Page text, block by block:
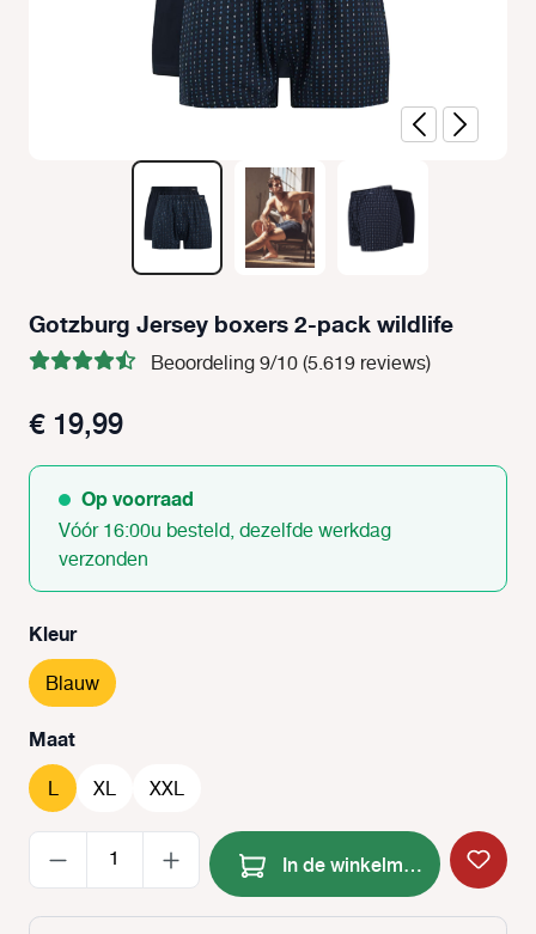
Gotzburg Jersey boxers 2-pack wildlife
Beoordeling 9/10 (5.619 reviews)
€ 19,99
Op voorraad
Vóór 16:00u besteld, dezelfde werkdag
verzonden
Selecteer
Kleur
Blauw
Selecteer
Maat
L XL XXL
Producthoeveelheid: Voer
In de winkelmand